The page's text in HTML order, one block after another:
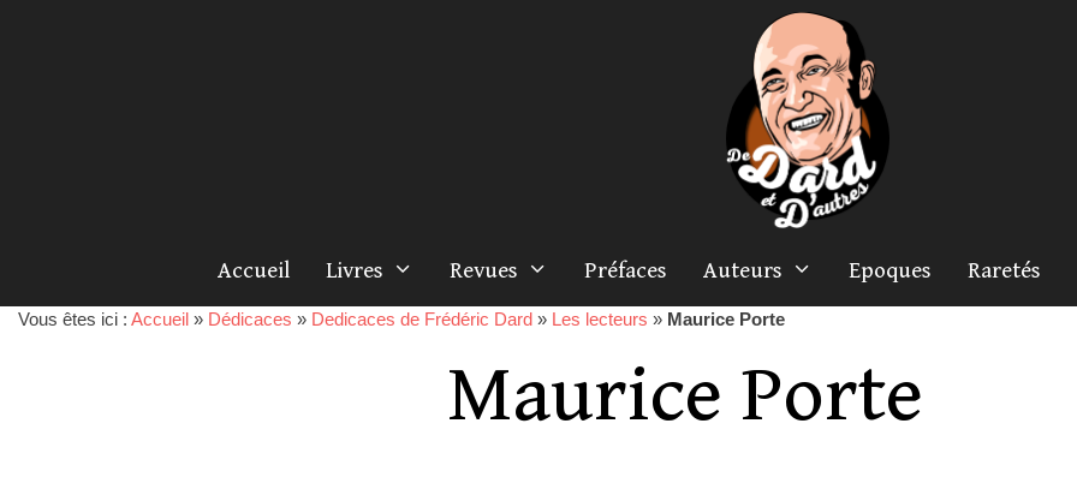
Accueil Livres Revues Préfaces Auteurs Epoques Raretés
Vous êtes ici : Accueil » Dédicaces » Dedicaces de Frédéric Dard » Les lecteurs » Maurice Porte
Maurice Porte